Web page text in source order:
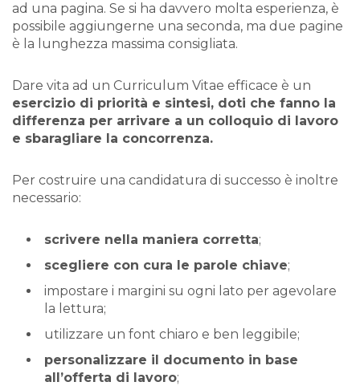
ad una pagina. Se si ha davvero molta esperienza, è
possibile aggiungerne una seconda, ma due pagine
è la lunghezza massima consigliata.
Dare vita ad un Curriculum Vitae efficace è un
esercizio di priorità e sintesi, doti che fanno la
differenza per arrivare a un colloquio di lavoro
e sbaragliare la concorrenza.
Per costruire una candidatura di successo è inoltre
necessario:
scrivere nella maniera corretta;
scegliere con cura le parole chiave;
impostare i margini su ogni lato per agevolare
la lettura;
utilizzare un font chiaro e ben leggibile;
personalizzare il documento in base
all’offerta di lavoro;